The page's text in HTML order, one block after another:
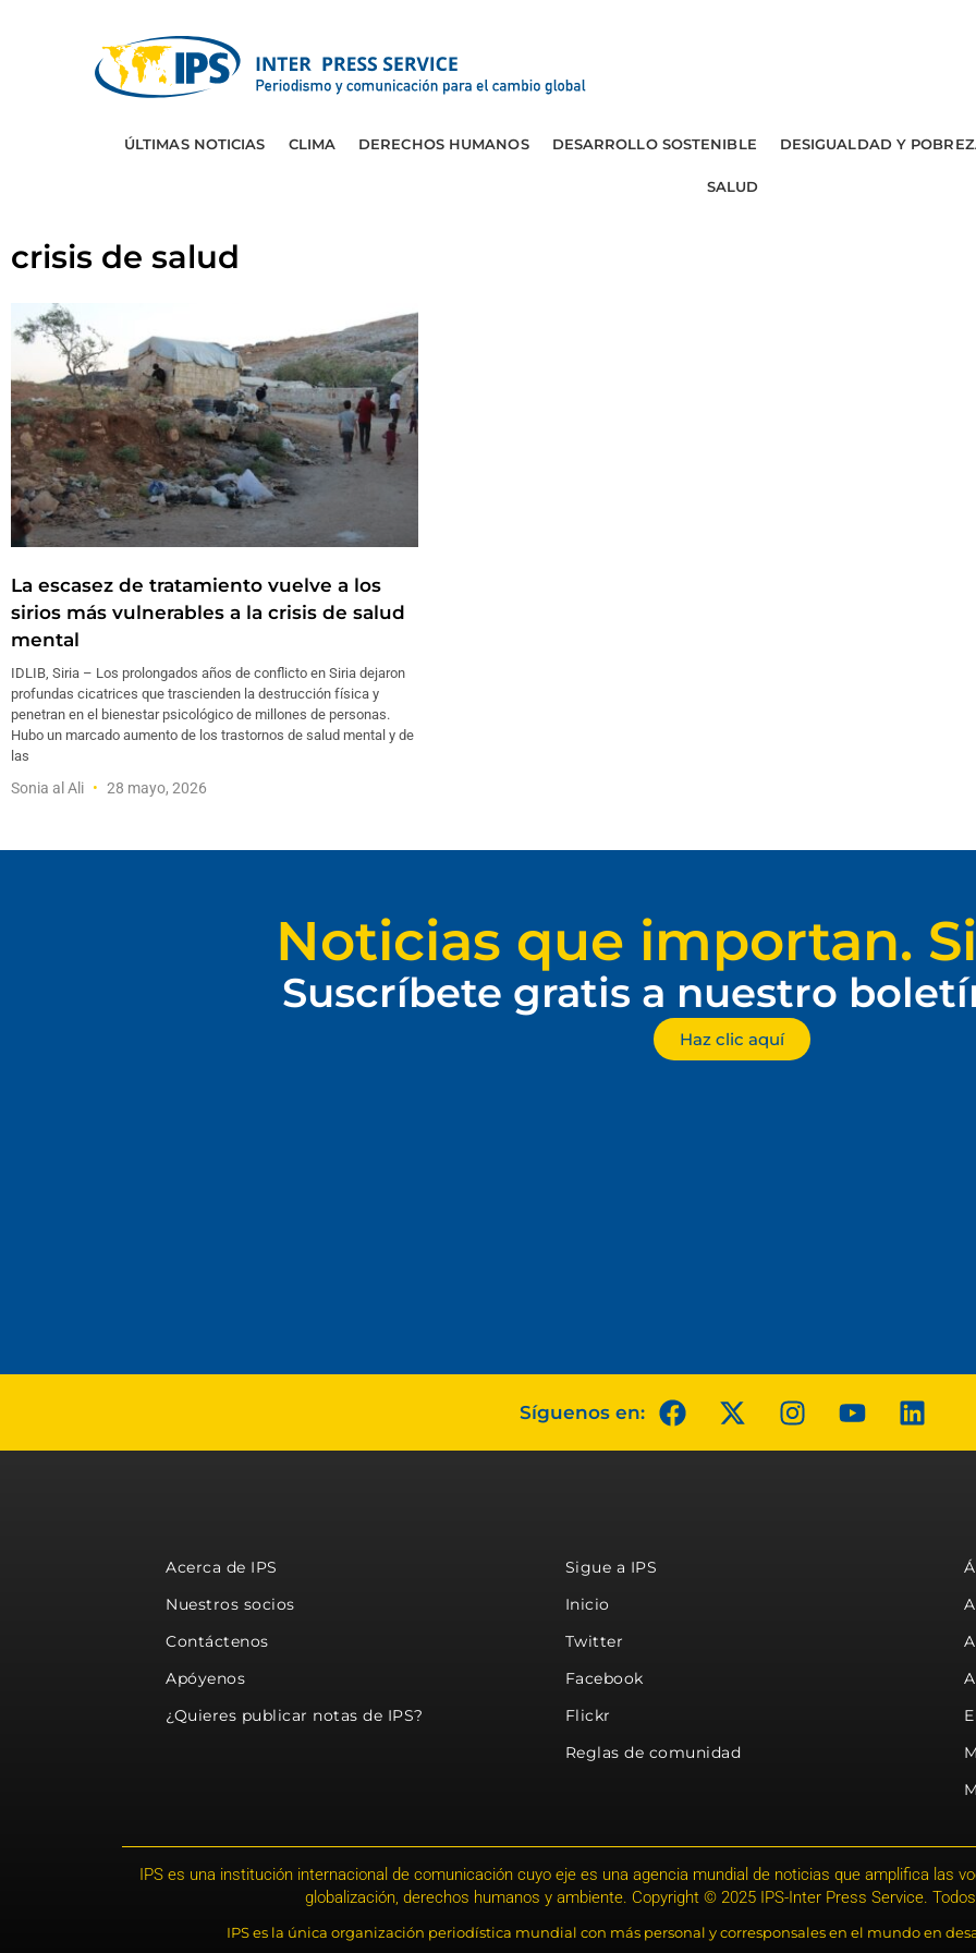
ÚLTIMAS NOTICIAS CLIMA DERECHOS HUMANOS DESARROLLO SOSTENIBLE DESIGUALDAD Y
SALUD
crisis de salud
La escasez de tratamiento vuelve a los
sirios más vulnerables a la crisis de salud
mental
IDLIB, Siria – Los prolongados años de conflicto en Siria dejaron
profundas cicatrices que trascienden la destrucción física y
penetran en el bienestar psicológico de millones de personas.
Hubo un marcado aumento de los trastornos de salud mental y de
las
Sonia al Ali 28 mayo, 2026
Noticias que importan.
Suscríbete gratis a nuestro
Haz clic aquí
Síguenos en:
Acerca de IPS
Nuestros socios
Contáctenos
Apóyenos
¿Quieres publicar notas de IPS?
Sigue a IPS
Inicio
Twitter
Facebook
Flickr
Reglas de comunidad
IPS es una institución internacional de comunicación cuyo eje es una agencia mundial de noticias que amplifica las
globalización, derechos humanos y ambiente. Copyright © 2025 IPS-Inter Press Service.
IPS es la única organización periodística mundial con más personal y corresponsales en el mundo en